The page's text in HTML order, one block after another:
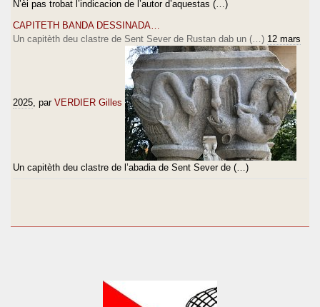
N’èi pas trobat l’indicacion de l’autor d’aquestas (…)
CAPITETH BANDA DESSINADA…
Un capitèth deu clastre de Sent Sever de Rustan dab un (…) 12 mars
2025 , par VERDIER Gilles
Un capitèth deu clastre de l’abadia de Sent Sever de (…)